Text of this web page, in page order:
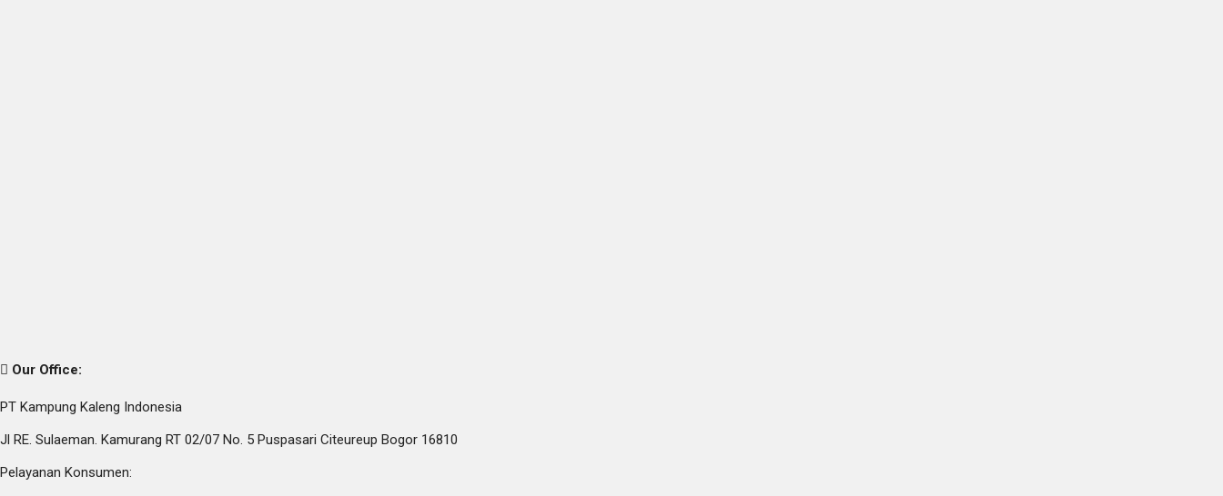
Our Office:
PT Kampung Kaleng Indonesia
Jl RE. Sulaeman. Kamurang RT 02/07 No. 5 Puspasari Citeureup Bogor 16810
Pelayanan Konsumen: